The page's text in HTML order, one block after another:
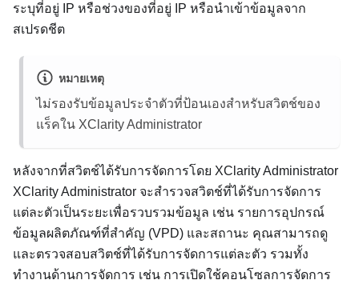
ระบุที่อยู่ IP หรือช่วงของที่อยู่ IP หรือนำเข้าข้อมูลจาก
สเปรดชีต
หมายเหตุ
ไม่รองรับข้อมูลประจำตัวที่ป้อนเองสำหรับสวิตช์ของ
แร็คใน XClarity Administrator
หลังจากที่สวิตช์ได้รับการจัดการโดย XClarity Administrator
XClarity Administrator จะสำรวจสวิตช์ที่ได้รับการจัดการ
แต่ละตัวเป็นระยะเพื่อรวบรวมข้อมูล เช่น รายการอุปกรณ์
ข้อมูลผลิตภัณฑ์ที่สำคัญ (VPD) และสถานะ คุณสามารถดู
และตรวจสอบสวิตช์ที่ได้รับการจัดการแต่ละตัว รวมทั้ง
ทำงานด้านการจัดการ เช่น การเปิดใช้คอนโซลการจัดการ